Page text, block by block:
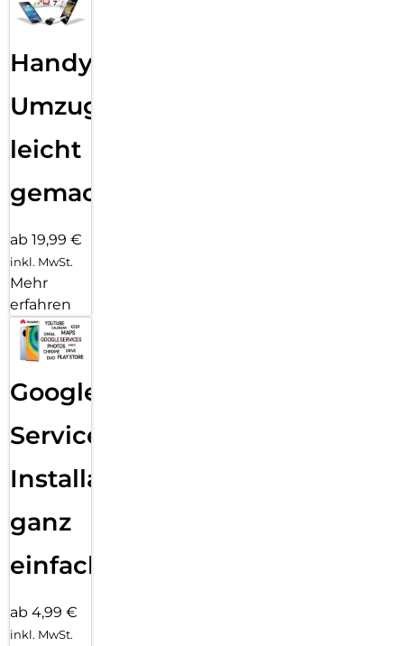
Handy
Umzug
leicht
gemacht!
ab 19,99 €
inkl. MwSt.
Mehr
erfahren
Google
Services
Installation
ganz
einfach
ab 4,99 €
inkl. MwSt.